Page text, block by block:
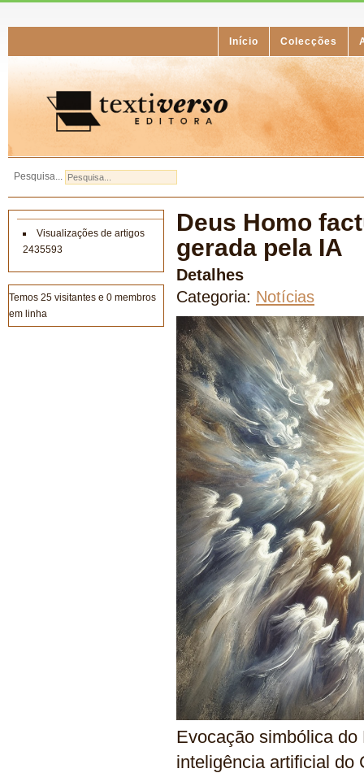
Início Colecções
Pesquisa...
Visualizações de artigos
2435593
Temos 25 visitantes e 0 membros
em linha
Deus Homo
gerada pela IA
Detalhes
Categoria: Notícias
Evocação simbólica
inteligência artificial do